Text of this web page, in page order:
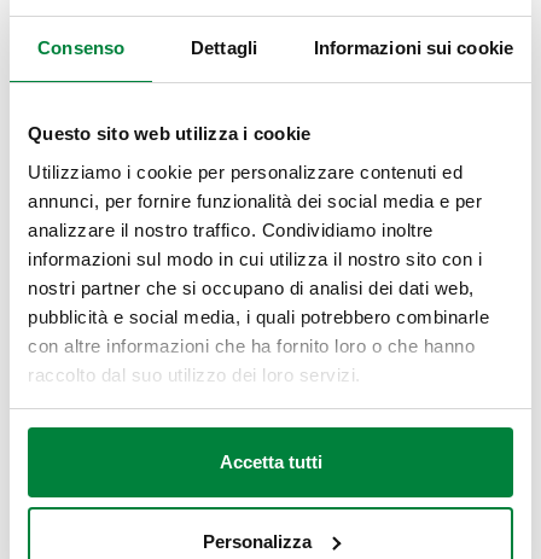
Consenso Dettagli Informazioni sui cookie
Questo sito web utilizza i cookie
Utilizziamo i cookie per personalizzare contenuti ed
annunci, per fornire funzionalità dei social media e per
analizzare il nostro traffico. Condividiamo inoltre
informazioni sul modo in cui utilizza il nostro sito con i
nostri partner che si occupano di analisi dei dati web,
pubblicità e social media, i quali potrebbero combinarle
con altre informazioni che ha fornito loro o che hanno
raccolto dal suo utilizzo dei loro servizi.
Accetta tutti
Personalizza
La curva caratteristica
Metodi di caratterizzazione
Categorie in cui appare
Idraulica
Commenti
Inserisci i tuoi dati per lasciare un commento